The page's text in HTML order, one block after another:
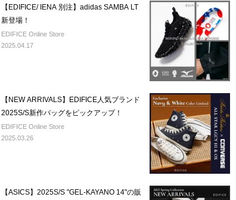
【EDIFICE/ IENA 別注】adidas SAMBA LT
新登場！
EDIFICE Online Store
2025.04.17
【NEW ARRIVALS】EDIFICE人気ブランド
2025S/S新作バッグをピックアップ！
EDIFICE Online Store
2025.03.26
【ASICS】2025S/S "GEL-KAYANO 14"の販